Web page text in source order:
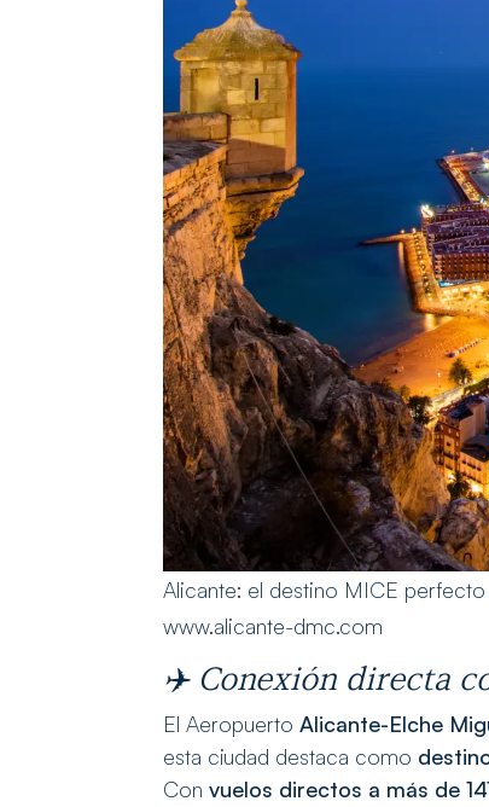
Alicante: el destino MICE
www.alicante-dmc.com
✈️ Conexión directa
El Aeropuerto Alicante-Elche
esta ciudad destaca como
Con vuelos directos a más de